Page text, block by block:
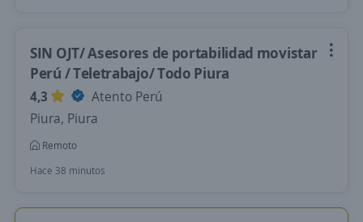
SIN OJT/ Asesores de portabilidad movistar
Perú / Teletrabajo/ Todo Piura
4,3
Atento Perú
Piura, Piura
Remoto
Hace 38 minutos